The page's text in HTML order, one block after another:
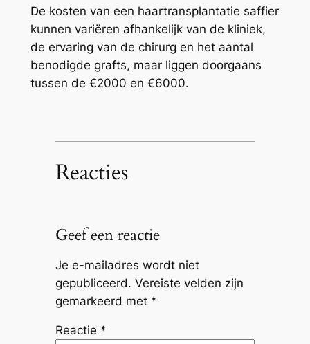
De kosten van een haartransplantatie saffier
kunnen variëren afhankelijk van de kliniek,
de ervaring van de chirurg en het aantal
benodigde grafts, maar liggen doorgaans
tussen de €2000 en €6000.
Reacties
Geef een reactie
Je e-mailadres wordt niet
gepubliceerd. Vereiste velden zijn
gemarkeerd met *
Reactie *